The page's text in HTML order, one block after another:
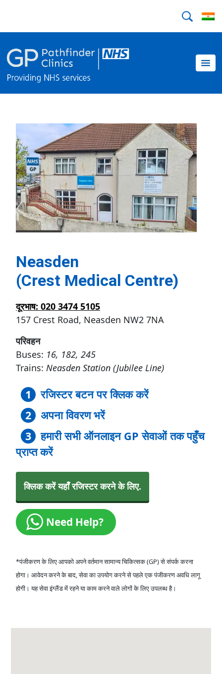
Neasden
(Crest Medical Centre)
दूरभाष: 020 3474 5105
157 Crest Road, Neasden NW2 7NA
परिवहन
Buses: 16, 182, 245
Trains: Neasden Station (Jubilee Line)
रजिस्टर बटन पर क्लिक करें
अपना विवरण भरें
हमारी सभी ऑनलाइन GP सेवाओं तक पहुँच
प्राप्त करें
क्लिक करें यहाँ रजिस्टर करने के लिए.
Need Help?
*पंजीकरण के लिए आपको अपने वर्तमान सामान्य चिकित्सक (GP) से संपर्क करना
होगा। आवेदन करने के बाद, सेवा का उपयोग करने से पहले एक पंजीकरण अवधि लागू
होगी। यह सेवा इंग्लैंड में रहने या काम करने वाले लोगों के लिए उपलब्ध है।